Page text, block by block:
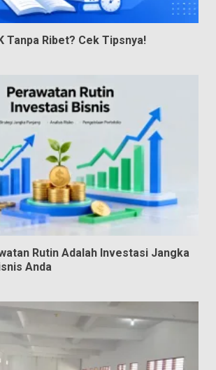
Tanpa Ribet? Cek Tipsnya!
Rutin Adalah Investasi Jangka
Anda